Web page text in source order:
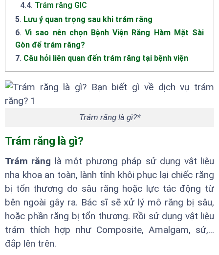
4.4. Trám răng GIC
5. Lưu ý quan trọng sau khi trám răng
6. Vì sao nên chọn Bệnh Viện Răng Hàm Mặt Sài
Gòn để trám răng?
7. Câu hỏi liên quan đến trám răng tại bệnh viện
Trám răng là gì?*
Trám răng là gì?
Trám răng là một phương pháp sử dụng vật liệu
nha khoa an toàn, lành tính khôi phục lại chiếc răng
bị tổn thương do sâu răng hoặc lực tác động từ
bên ngoài gây ra. Bác sĩ sẽ xử lý mô răng bị sâu,
hoặc phần răng bị tổn thương. Rồi sử dụng vật liệu
trám thích hợp như Composite, Amalgam, sứ,...
đắp lên trên.